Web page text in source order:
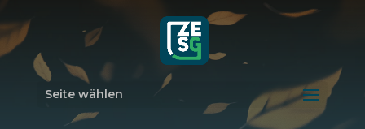
Seite wählen